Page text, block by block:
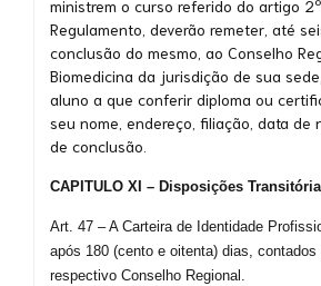
ministrem o curso referido do artigo
Regulamento, deverão remeter, até
conclusão do mesmo, ao Conselho
Biomedicina da jurisdição de sua
aluno a que conferir diploma ou
seu nome, endereço, filiação, data de
de conclusão.
CAPITULO XI – Disposições
Art. 47 – A Carteira de Identidade
após 180 (cento e oitenta) dias,
respectivo Conselho Regional.